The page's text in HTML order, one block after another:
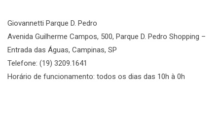
Giovannetti Parque D. Pedro
Avenida Guilherme Campos, 500, Parque D. Pedro Shopping –
Entrada das Águas, Campinas, SP
Telefone: (19) 3209.1641
Horário de funcionamento: todos os dias das 10h à 0h